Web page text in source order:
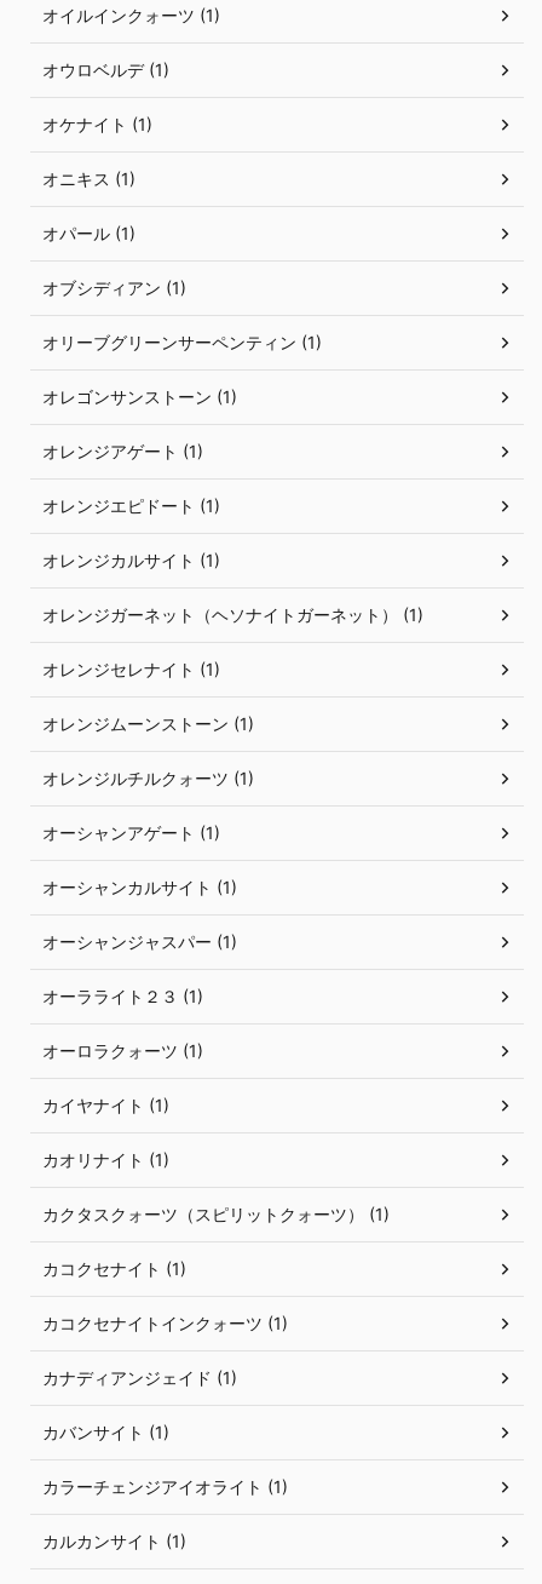
オイルインクォーツ (1)
オウロベルデ (1)
オケナイト (1)
オニキス (1)
オパール (1)
オブシディアン (1)
オリーブグリーンサーペンティン (1)
オレゴンサンストーン (1)
オレンジアゲート (1)
オレンジエピドート (1)
オレンジカルサイト (1)
オレンジガーネット（ヘソナイトガーネット） (1)
オレンジセレナイト (1)
オレンジムーンストーン (1)
オレンジルチルクォーツ (1)
オーシャンアゲート (1)
オーシャンカルサイト (1)
オーシャンジャスパー (1)
オーラライト２３ (1)
オーロラクォーツ (1)
カイヤナイト (1)
カオリナイト (1)
カクタスクォーツ（スピリットクォーツ） (1)
カコクセナイト (1)
カコクセナイトインクォーツ (1)
カナディアンジェイド (1)
カバンサイト (1)
カラーチェンジアイオライト (1)
カルカンサイト (1)